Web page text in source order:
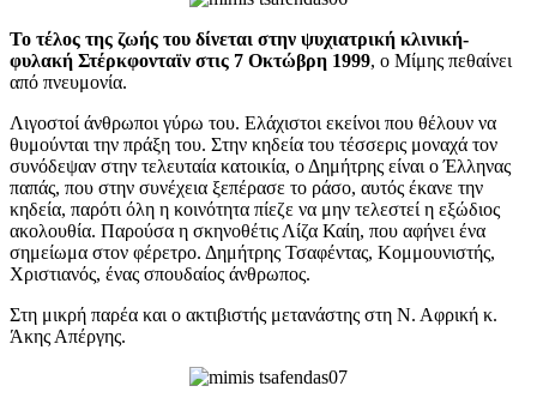
Το τέλος της ζωής του δίνεται στην ψυχιατρική κλινική-
φυλακή Στέρκφονταϊν στις 7 Οκτώβρη 1999, ο Μίμης πεθαίνει
από πνευμονία.
Λιγοστοί άνθρωποι γύρω του. Ελάχιστοι εκείνοι που θέλουν να
θυμούνται την πράξη του. Στην κηδεία του τέσσερις μοναχά τον
συνόδεψαν στην τελευταία κατοικία, ο Δημήτρης είναι ο Έλληνας
παπάς, που στην συνέχεια ξεπέρασε το ράσο, αυτός έκανε την
κηδεία, παρότι όλη η κοινότητα πίεζε να μην τελεστεί η εξώδιος
ακολουθία. Παρούσα η σκηνοθέτις Λίζα Καίη, που αφήνει ένα
σημείωμα στον φέρετρο. Δημήτρης Τσαφέντας, Κομμουνιστής,
Χριστιανός, ένας σπουδαίος άνθρωπος.
Στη μικρή παρέα και ο ακτιβιστής μετανάστης στη Ν. Αφρική κ.
Άκης Απέργης.